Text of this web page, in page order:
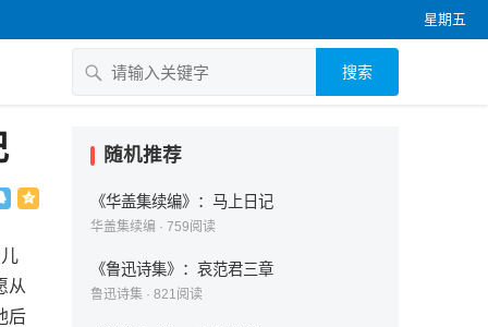
星期五
搜索
从
后
随机推荐
《华盖集续编》：马上日记
华盖集续编 · 759阅读
《鲁迅诗集》：哀范君三章
鲁迅诗集 · 821阅读